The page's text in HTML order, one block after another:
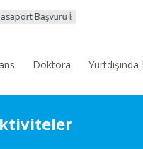
İşlemleri Yurtdışı Eğitim
Doktora